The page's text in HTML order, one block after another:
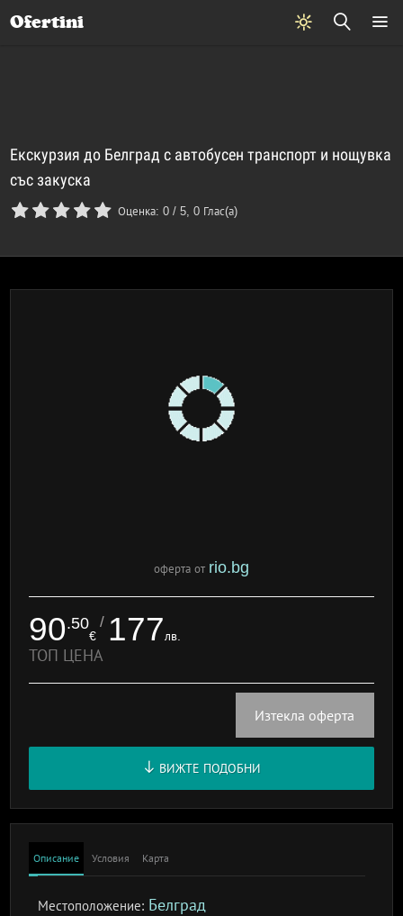
Ofertini
Екскурзия до Белград с автобусен транспорт и нощувка
със закуска
Оценка:0 /5,0 Глас(а)
оферта от rio.bg
90.50
€
/ 177лв.
ТОП ЦЕНА
Изтекла оферта
ВИЖТЕ ПОДОБНИ
Описание Условия Карта
Местоположение: Белград